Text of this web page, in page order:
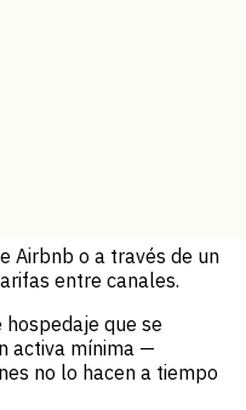
Airbnb o a través de un
entre canales.
que se
activa mínima —
no lo hacen a tiempo